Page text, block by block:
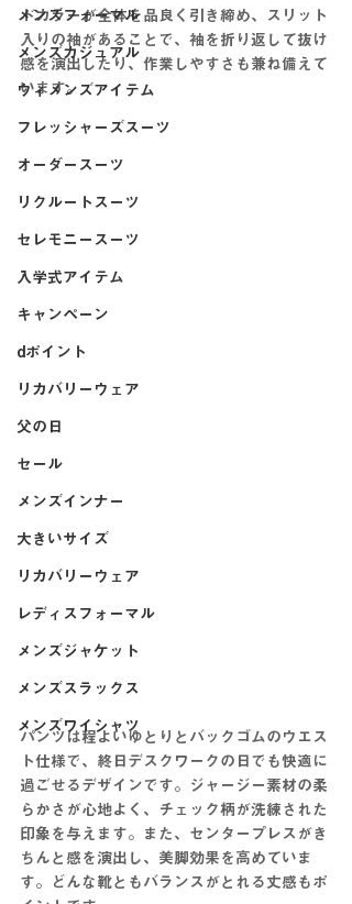
メンズフォーマル
メンズカジュアル
ウィメンズアイテム
フレッシャーズスーツ
オーダースーツ
リクルートスーツ
セレモニースーツ
入学式アイテム
キャンペーン
dポイント
リカバリーウェア
父の日
セール
メンズインナー
大きいサイズ
リカバリーウェア
レディスフォーマル
メンズジャケット
メンズスラックス
メンズワイシャツ
ドカラーが全体を品良く引き締め、スリット
入りの袖があることで、袖を折り返して抜け
感を演出したり、作業しやすさも兼ね備えて
います。
パンツは程よいゆとりとバックゴムのウエス
ト仕様で、終日デスクワークの日でも快適に
過ごせるデザインです。ジャージー素材の柔
らかさが心地よく、チェック柄が洗練された
印象を与えます。また、センタープレスがき
ちんと感を演出し、美脚効果を高めていま
す。どんな靴ともバランスがとれる丈感もポ